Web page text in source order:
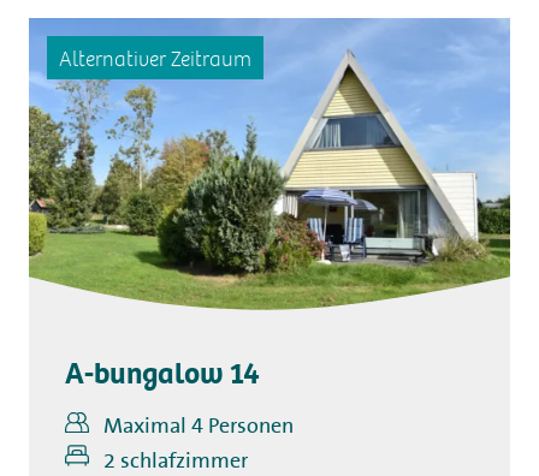
Alternativer Zeitraum
A-bungalow 14
Maximal 4 Personen
2 schlafzimmer